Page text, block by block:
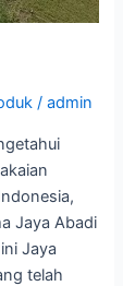
/admin
Jaya Abadi
Jaya
telah